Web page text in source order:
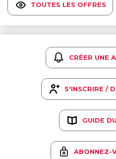
TOUTES LES OFFRES
CRÉER UNE
S'INSCRIRE /
GUIDE
ABONNEZ-